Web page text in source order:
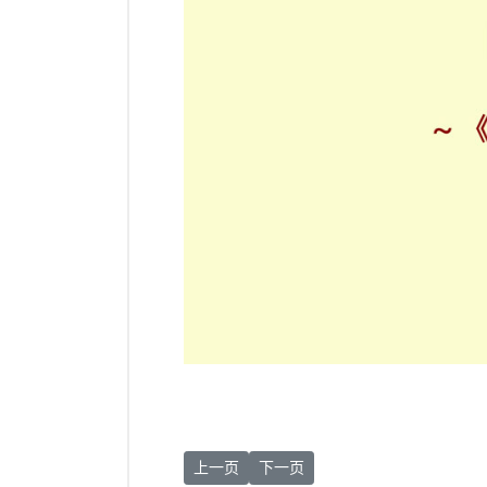
上一篇文章: 2023 5/24 愿祢受赞颂周
上一页 下一篇文章: 2023 5/22 愿祢受赞
下一页